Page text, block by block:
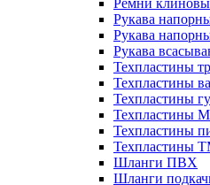
Ремни
Рукава
Рукава
Рукава
Техпластины
Техпластины
Техпластины
Техпластины
Техпластины
Техпластины
Шланги ПВХ
Шланги